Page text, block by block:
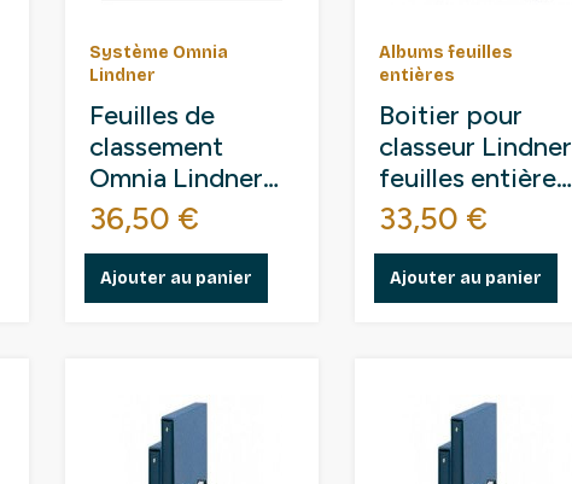
Système Omnia
Lindner
Feuilles de
classement
Omnia Lindner
pour feuillets
entiers de
timbres.
Prix
36,50 €
Ajouter au panier
Albums feuilles
entières
Boitier pour
classeur Lindner
feuilles entières
290 x 315 mm
Prix
33,50 €
Ajouter au panier